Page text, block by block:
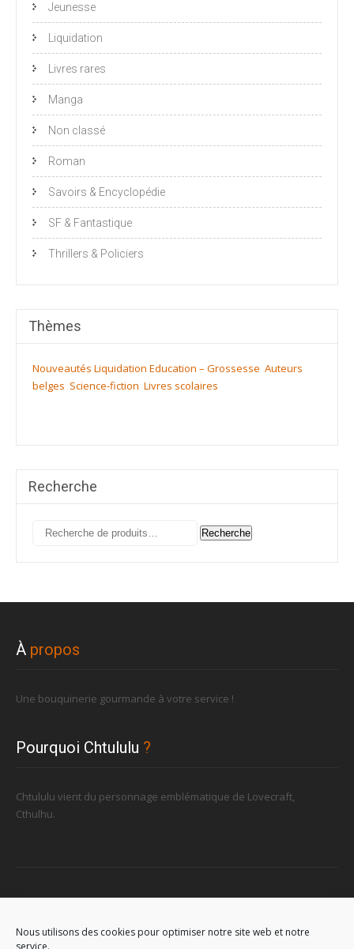
Nous utilisons des cookies pour optimiser notre site web et notre
service.
Jeunesse
Liquidation
Livres rares
Manga
Non classé
Roman
Savoirs & Encyclopédie
SF & Fantastique
Thrillers & Policiers
Thèmes
Nouveautés Liquidation Education – Grossesse Auteurs
belges Science-fiction Livres scolaires
Recherche
Recherche
Recherche
À propos
Une bouquinerie gourmande à votre service !
Pourquoi Chtululu ?
Chtululu vient du personnage emblématique de Lovecraft,
Cthulhu.